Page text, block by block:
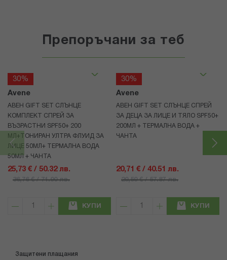
Препоръчани за теб
30%
Avene
АВЕН GIFT SET СЛЪНЦЕ
КОМПЛЕКТ СПРЕЙ ЗА
ВЪЗРАСТНИ SPF50+ 200
МЛ+ТОНИРАН УЛТРА ФЛУИД ЗА
ЛИЦЕ 50МЛ+ ТЕРМАЛНА ВОДА
50МЛ + ЧАНТА
25,73 € / 50.32 лв.
36,76 € / 71.90 лв.
КУПИ
30%
Avene
АВЕН GIFT SET СЛЪНЦЕ СПРЕЙ
ЗА ДЕЦА ЗА ЛИЦЕ И ТЯЛО SPF50+
200МЛ + ТЕРМАЛНА ВОДА +
ЧАНТА
20,71 € / 40.51 лв.
29,59 € / 57.87 лв.
КУПИ
Защитени плащания